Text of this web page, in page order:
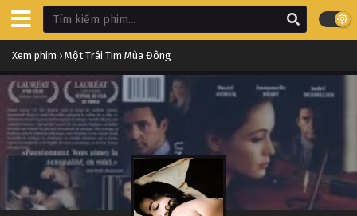
Xem phim › Một Trái Tim Mùa Đông